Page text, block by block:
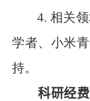
4. 相关
学者、小米
持。
科研经费